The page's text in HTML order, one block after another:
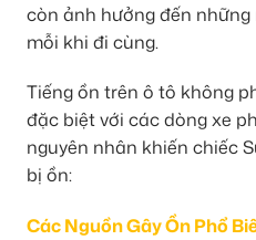
còn ảnh hưởng đến
mỗi khi đi cùng.
Tiếng ồn trên ô tô không
đặc biệt với các dòng xe
nguyên nhân khiến chiếc
bị ồn:
Các Nguồn Gây Ồn Phổ